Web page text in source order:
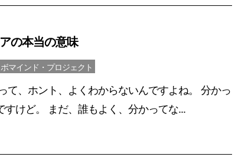
の本当の意味
マインド・プロジェクト
て、ホント、よくわからないんですよね。 分かっ
けど。 まだ、誰もよく、分かってな...